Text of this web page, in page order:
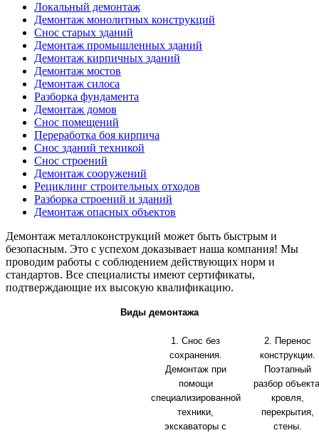
Локальный демонтаж
Демонтаж монолитных конструкций
Снос старых зданий
Демонтаж промышленных зданий
Демонтаж кирпичных зданий
Демонтаж мостов
Демонтаж силоса
Разборка фундамента
Демонтаж домов
Снос помещений
Переработка боя кирпича
Снос зданий техникой
Снос строений
Демонтаж сооружений
Рециклинг строительных отходов
Разборка строений и зданий
Демонтаж опасных объектов
Демонтаж металлоконструкций может быть быстрым и
безопасным. Это с успехом доказывает наша компания! Мы
проводим работы с соблюдением действующих норм и
стандартов. Все специалисты имеют сертификаты,
подтверждающие их высокую квалификацию.
Виды демонтажа
1. Снос без
сохранения.
Демонтаж при
помощи
специализированной
техники,
экскаваторы с
2. Перенос
конструкции.
Поэтапный
разбор
кровля,
перекрытия,
стены.